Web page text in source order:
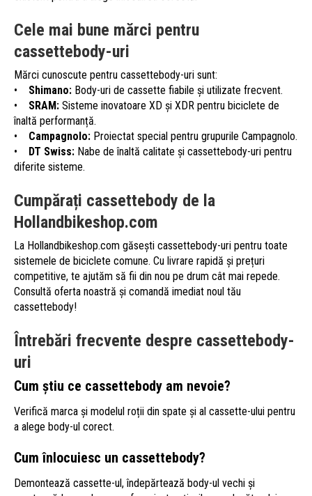
Cele mai bune mărci pentru
cassettebody-uri
Mărci cunoscute pentru cassettebody-uri sunt:
• Shimano: Body-uri de cassette fiabile și utilizate frecvent.
• SRAM: Sisteme inovatoare XD și XDR pentru biciclete de
înaltă performanță.
• Campagnolo: Proiectat special pentru grupurile Campagnolo.
• DT Swiss: Nabe de înaltă calitate și cassettebody-uri pentru
diferite sisteme.
Cumpărați cassettebody de la
Hollandbikeshop.com
La Hollandbikeshop.com găsești cassettebody-uri pentru toate
sistemele de biciclete comune. Cu livrare rapidă și prețuri
competitive, te ajutăm să fii din nou pe drum cât mai repede.
Consultă oferta noastră și comandă imediat noul tău
cassettebody!
Întrebări frecvente despre cassettebody-
uri
Cum știu ce cassettebody am nevoie?
Verifică marca și modelul roții din spate și al cassette-ului pentru
a alege body-ul corect.
Cum înlocuiesc un cassettebody?
Demontează cassette-ul, îndepărtează body-ul vechi și